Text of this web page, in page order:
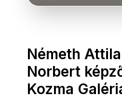
Németh
Norbert
Kozma